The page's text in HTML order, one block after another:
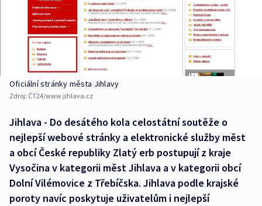
Oficiální stránky města Jihlavy
Zdroj: ČT24/www.jihlava.cz
Jihlava - Do desátého kola celostátní soutěže o
nejlepší webové stránky a elektronické služby měst
a obcí České republiky Zlatý erb postupují z kraje
Vysočina v kategorii měst Jihlava a v kategorii obcí
Dolní Vilémovice z Třebíčska. Jihlava podle krajské
poroty navíc poskytuje uživatelům i nejlepší